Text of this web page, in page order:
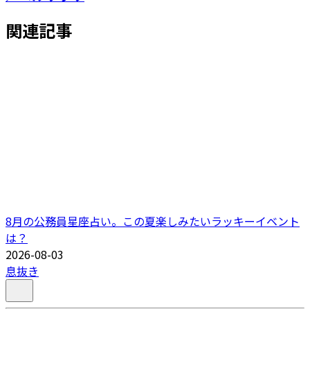
関連記事
8月の公務員星座占い。この夏楽しみたいラッキーイベント
は？
2026-08-03
息抜き